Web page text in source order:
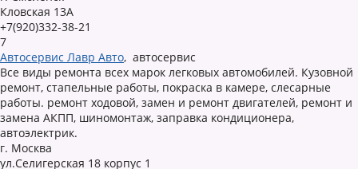
Кловская 13А
+7(920)332-38-21
7
Автосервис Лавр Авто, автосервис
Все виды ремонта всех марок легковых автомобилей. Кузовной
ремонт, стапельные работы, покраска в камере, слесарные
работы. ремонт ходовой, замен и ремонт двигателей, ремонт и
замена АКПП, шиномонтаж, заправка кондиционера,
автоэлектрик.
г. Москва
ул.Селигерская 18 корпус 1